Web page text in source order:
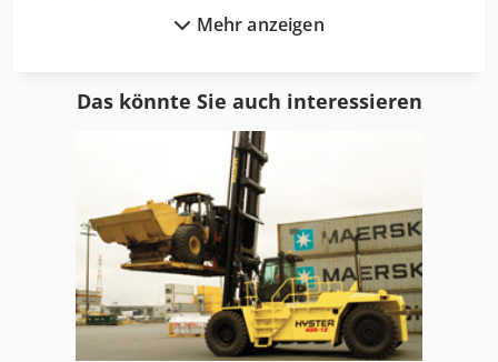
Brötchenaufschneidemaschine
Hörnchenwickelmaschine
Keksmaschine
Knödelmaschine
Kuchenschneidemaschine
Mehr anzeigen
Das könnte Sie auch interessieren